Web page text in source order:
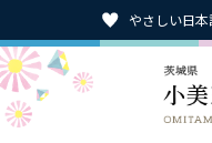
やさしい日本